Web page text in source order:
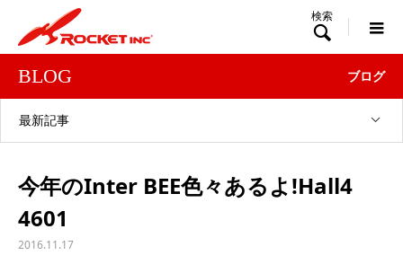

BLOG
ブログ
最新記事
今年のInter BEE色々あるよ!Hall4
4601
2016.11.17